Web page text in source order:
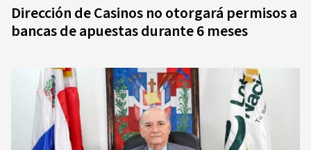
Dirección de Casinos no otorgará permisos a
bancas de apuestas durante 6 meses